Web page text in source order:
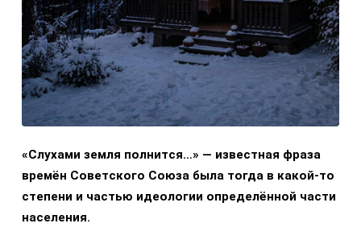
«Слухами земля полнится…» — известная фраза
времён Советского Союза была тогда в какой-то
степени и частью идеологии определённой части
населения.